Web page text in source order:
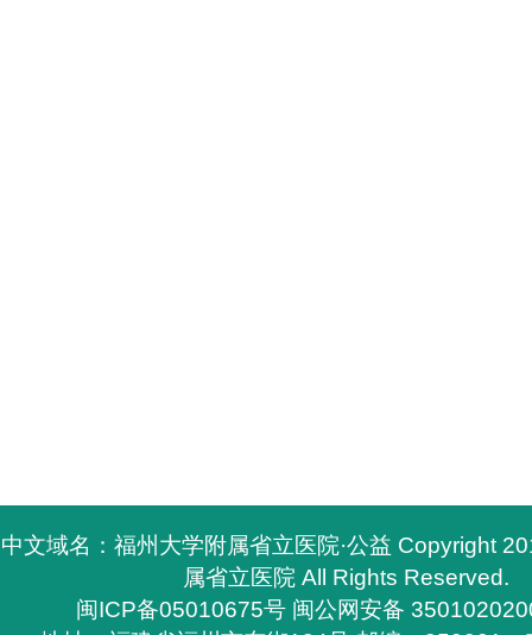
中文域名：福州大学附属省立医院·公益 Copyright
属省立医院 All Rights Reserved.
闽ICP备05010675号 闽公网安备